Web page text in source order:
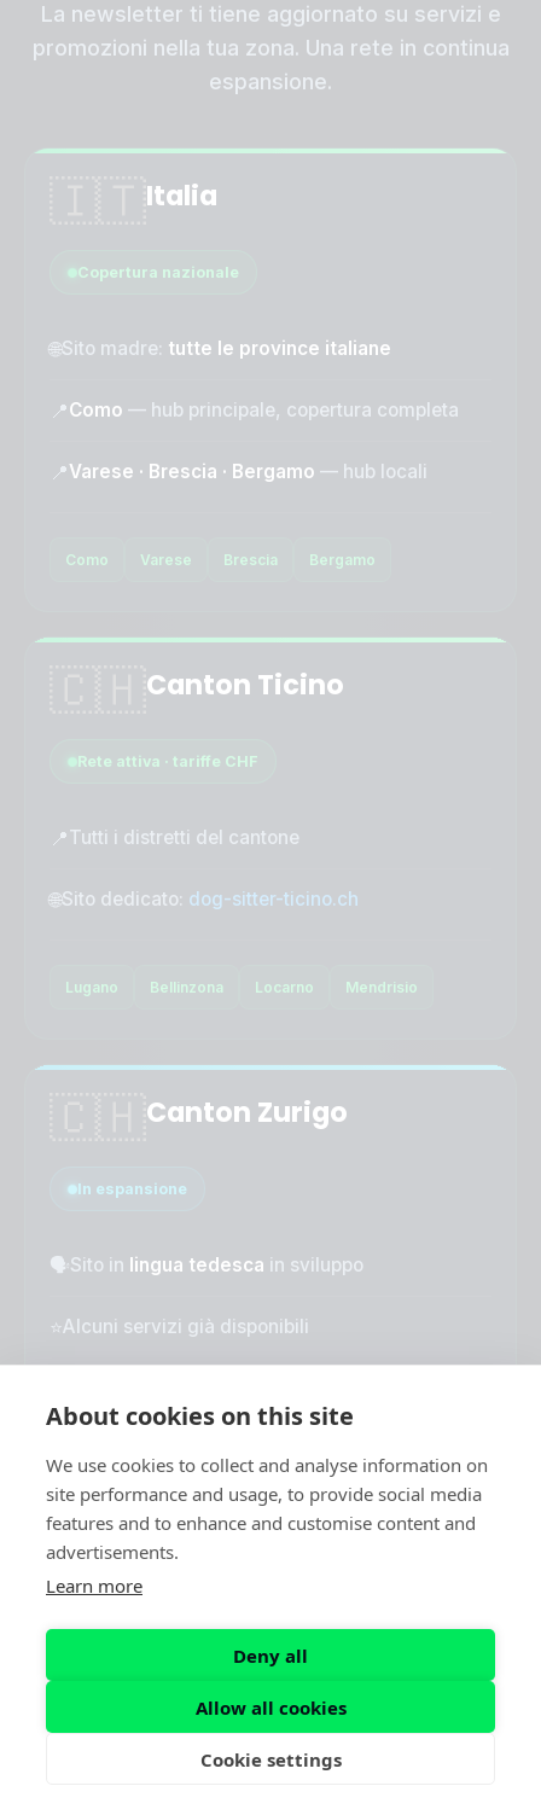
La newsletter ti tiene aggiornato su servizi e
promozioni nella tua zona. Una rete in continua
espansione.
Italia
Copertura nazionale
🌐Sito madre: tutte le province italiane
📍Como — hub principale, copertura completa
📍Varese · Brescia · Bergamo — hub locali
Como Varese Brescia Bergamo
Canton Ticino
Rete attiva · tariffe CHF
📍Tutti i distretti del cantone
🌐Sito dedicato: dog-sitter-ticino.ch
Lugano Bellinzona Locarno Mendrisio
Canton Zurigo
In espansione
🗣️Sito in lingua tedesca in sviluppo
⭐Alcuni servizi già disponibili
Nuova area
Sarai il primo a saperlo
attiviamo nuove zone e nuovi servizi nella tua
area.
About cookies on this site
We use cookies to collect and analyse information on
site performance and usage, to provide social media
features and to enhance and customise content and
advertisements.
Learn more
Deny all
Allow all cookies
Cookie settings